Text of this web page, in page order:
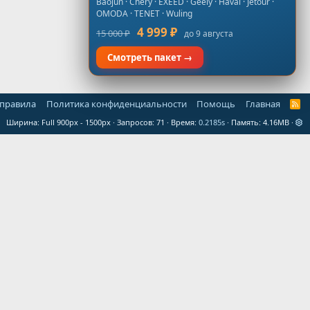
Политика конфиденциальности Помощь Главная
R
S
Ширина Запросов 71 Время 0.2185s Память 4.16MB
OMODA · TENET · Wuling
15 000 ₽ 4 999 ₽ до 9 августа
Смотреть пакет →